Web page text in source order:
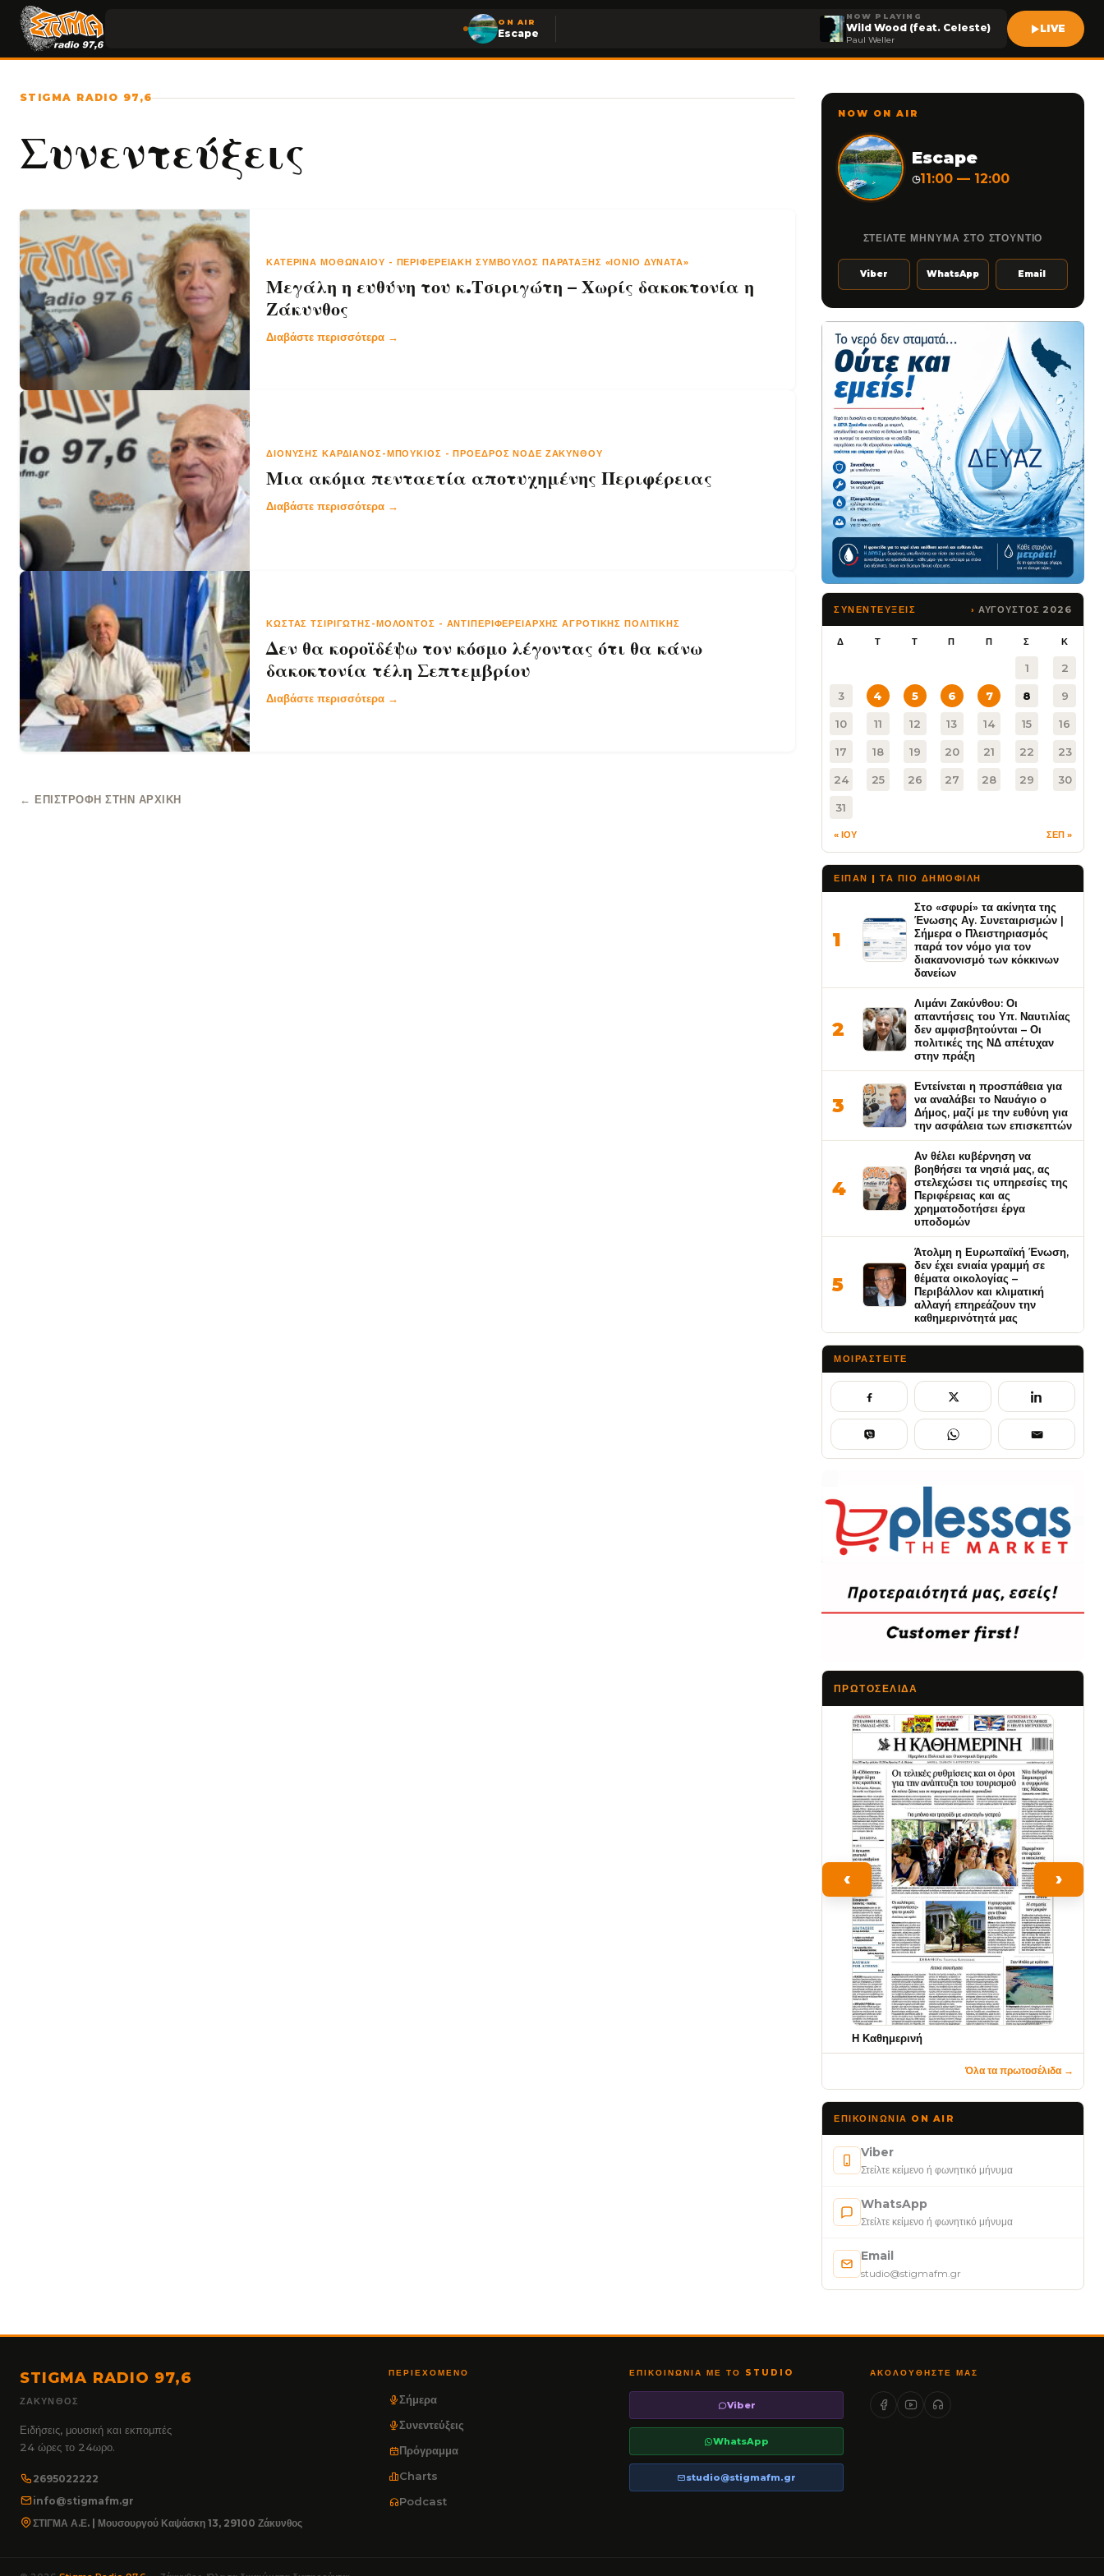
ON AIR
Escape
NOW PLAYING
Wild Wood (feat. Celeste)
Paul Weller
LIVE
STIGMA RADIO 97,6
Συνεντεύξεις
ΚΑΤΕΡΊΝΑ ΜΟΘΩΝΑΊΟΥ - ΠΕΡΙΦΕΡΕΙΑΚΉ ΣΎΜΒΟΥΛΟΣ ΠΑΡΆΤΑΞΗΣ «ΙΟΝΙΟ ΔΥΝΑΤΑ»
Μεγάλη η ευθύνη του κ.Τσιριγώτη – Χωρίς δακοκτονία η
Ζάκυνθος
Διαβάστε περισσότερα →
ΔΙΟΝΎΣΗΣ ΚΑΡΔΙΑΝΌΣ-ΜΠΟΎΚΙΟΣ -ΠΡΌΕΔΡΟΣ ΝΟΔΕ ΖΑΚΎΝΘΟΥ
Μια ακόμα πενταετία αποτυχημένης Περιφέρειας
Διαβάστε περισσότερα →
ΚΏΣΤΑΣ ΤΣΙΡΙΓΏΤΗΣ-ΜΟΛΟΝΤΌΣ - ΑΝΤΙΠΕΡΙΦΕΡΕΙΆΡΧΗΣ ΑΓΡΟΤΙΚΉΣ ΠΟΛΙΤΙΚΉΣ
Δεν θα κοροϊδέψω τον κόσμο λέγοντας ότι θα κάνω
δακοκτονία τέλη Σεπτεμβρίου
Διαβάστε περισσότερα →
← ΕΠΙΣΤΡΟΦΉ ΣΤΗΝ ΑΡΧΙΚΉ
NOW ON AIR
Escape
◷11:00 — 12:00
ΣΤΕΙΛΤΕ ΜΗΝΥΜΑ ΣΤΟ ΣΤΟΥΝΤΙΟ
Viber WhatsApp Email
ΣΥΝΕΝΤΕΥΞΕΙΣ ΑΥΓΟΥΣΤΟΣ 2026
Δ Τ Τ Π Π Σ Κ
1 2
3 4 5 6 7 8 9
10 11 12 13 14 15 16
17 18 19 20 21 22 23
24 25 26 27 28 29 30
31
« ΙΟΥ ΣΕΠ »
ΕΙΠΑΝ | ΤΑ ΠΙΟ ΔΗΜΟΦΙΛΉ
1
Στο «σφυρί» τα ακίνητα της
Ένωσης Αγ. Συνεταιρισμών |
Σήμερα ο Πλειστηριασμός
παρά τον νόμο για τον
διακανονισμό των κόκκινων
δανείων
2
Λιμάνι Ζακύνθου: Οι
απαντήσεις του Υπ. Ναυτιλίας
δεν αμφισβητούνται – Οι
πολιτικές της ΝΔ απέτυχαν
στην πράξη
3
Εντείνεται η προσπάθεια για
να αναλάβει το Ναυάγιο ο
Δήμος, μαζί με την ευθύνη για
την ασφάλεια των επισκεπτών
4
Αν θέλει κυβέρνηση να
βοηθήσει τα νησιά μας, ας
στελεχώσει τις υπηρεσίες της
Περιφέρειας και ας
χρηματοδοτήσει έργα
υποδομών
5
Άτολμη η Ευρωπαϊκή Ένωση,
δεν έχει ενιαία γραμμή σε
θέματα οικολογίας –
Περιβάλλον και κλιματική
αλλαγή επηρεάζουν την
καθημερινότητά μας
ΜΟΙΡΑΣΤΕΊΤΕ
ΠΡΩΤΟΣΈΛΙΔΑ
‹
Η Καθημερινή
›
Όλα τα πρωτοσέλιδα →
ΕΠΙΚΟΙΝΩΝΊΑ ON AIR
Viber
Στείλτε κείμενο ή φωνητικό μήνυμα
WhatsApp
Στείλτε κείμενο ή φωνητικό μήνυμα
Email
studio@stigmafm.gr
STIGMA RADIO 97,6
ΖΆΚΥΝΘΟΣ
Ειδήσεις, μουσική και εκπομπές
24 ώρες το 24ωρο.
2695022222
info@stigmafm.gr
ΣΤΙΓΜΑ Α.Ε. | Μουσουργού Καψάσκη 13, 29100 Ζάκυνθος
ΠΕΡΙΕΧΌΜΕΝΟ
Σήμερα
Συνεντεύξεις
Πρόγραμμα
Charts
Podcast
ΕΠΙΚΟΙΝΩΝΊΑ ΜΕ ΤΟ STUDIO
Viber
WhatsApp
studio@stigmafm.gr
ΑΚΟΛΟΥΘΉΣΤΕ ΜΑΣ